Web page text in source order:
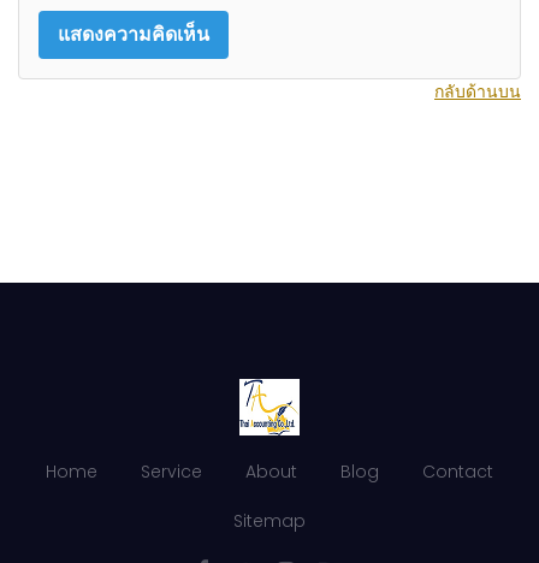
กลับด้านบน
Home Service About Blog Contact
Sitemap